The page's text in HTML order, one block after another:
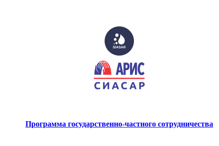
Программа государственно-частного сотрудничества